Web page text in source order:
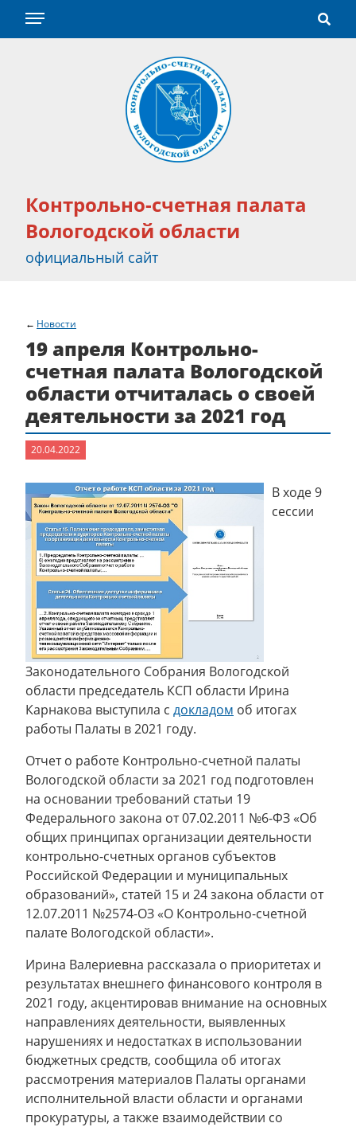
Контрольно-счетная палата
Вологодской области
официальный сайт
Новости
19 апреля Контрольно-
счетная палата Вологодской
области отчиталась о своей
деятельности за 2021 год
20.04.2022
В ходе 9
сессии
Законодательного Собрания Вологодской
области председатель КСП области Ирина
Карнакова выступила с докладом об итогах
работы Палаты в 2021 году.
Отчет о работе Контрольно-счетной палаты
Вологодской области за 2021 год подготовлен
на основании требований статьи 19
Федерального закона от 07.02.2011 №6-ФЗ «Об
общих принципах организации деятельности
контрольно-счетных органов субъектов
Российской Федерации и муниципальных
образований», статей 15 и 24 закона области от
12.07.2011 №2574-ОЗ «О Контрольно-счетной
палате Вологодской области».
Ирина Валериевна рассказала о приоритетах и
результатах внешнего финансового контроля в
2021 году, акцентировав внимание на основных
направлениях деятельности, выявленных
нарушениях и недостатках в использовании
бюджетных средств, сообщила об итогах
рассмотрения материалов Палаты органами
исполнительной власти области и органами
прокуратуры, а также взаимодействии со